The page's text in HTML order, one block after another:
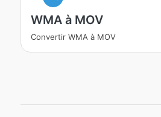
WMA à MOV
Convertir WMA à MOV